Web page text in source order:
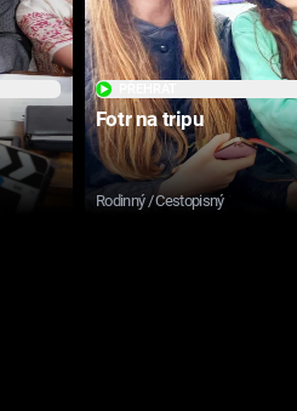
Fotr na tripu
Rodinný / Cestopisný